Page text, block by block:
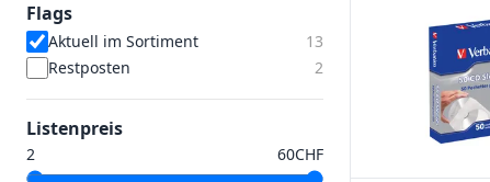
Flags
Aktuell im Sortiment
13
Restposten
2
Listenpreis
CHF